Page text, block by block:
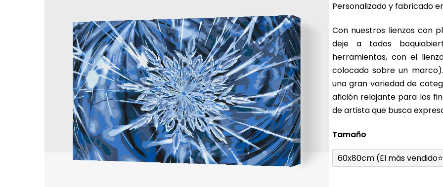
media
producto
es
de
0,0
sobre
5
estrellas.
Personalizado y fabricado
Con nuestros lienzos con
deje a todos
herramientas, con el
colocado sobre un
una gran variedad de
afición relajante para los
de artista que busca
Tamaño
60x80cm (El más